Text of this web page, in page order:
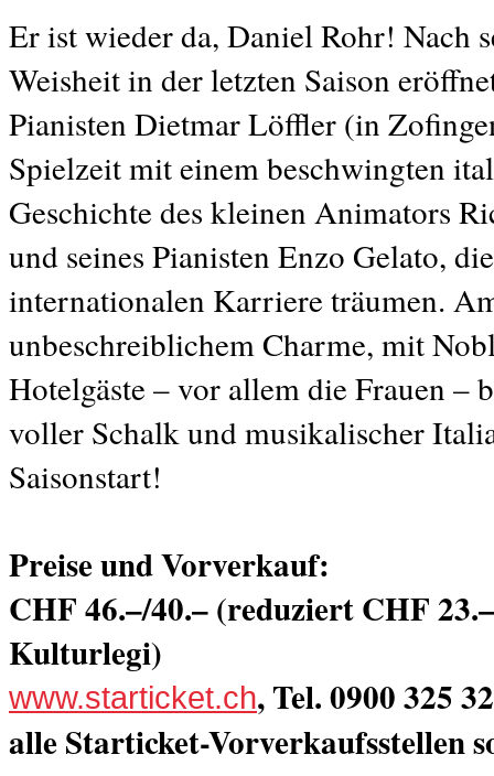
Er ist wieder da, Daniel Rohr! Nach
Weisheit in der letzten Saison
Pianisten Dietmar Löffler (in
Spielzeit mit einem beschwingten
Geschichte des kleinen Animators
und seines Pianisten Enzo Gelato,
internationalen Karriere träumen.
unbeschreiblichem Charme, mit
Hotelgäste – vor allem die Frauen –
voller Schalk und musikalischer
Saisonstart!
Preise und Vorverkauf:
CHF 46.–/40.– (reduziert CHF
Kulturlegi)
www.starticket.ch, Tel. 0900 325
alle Starticket-Vorverkaufsstellen